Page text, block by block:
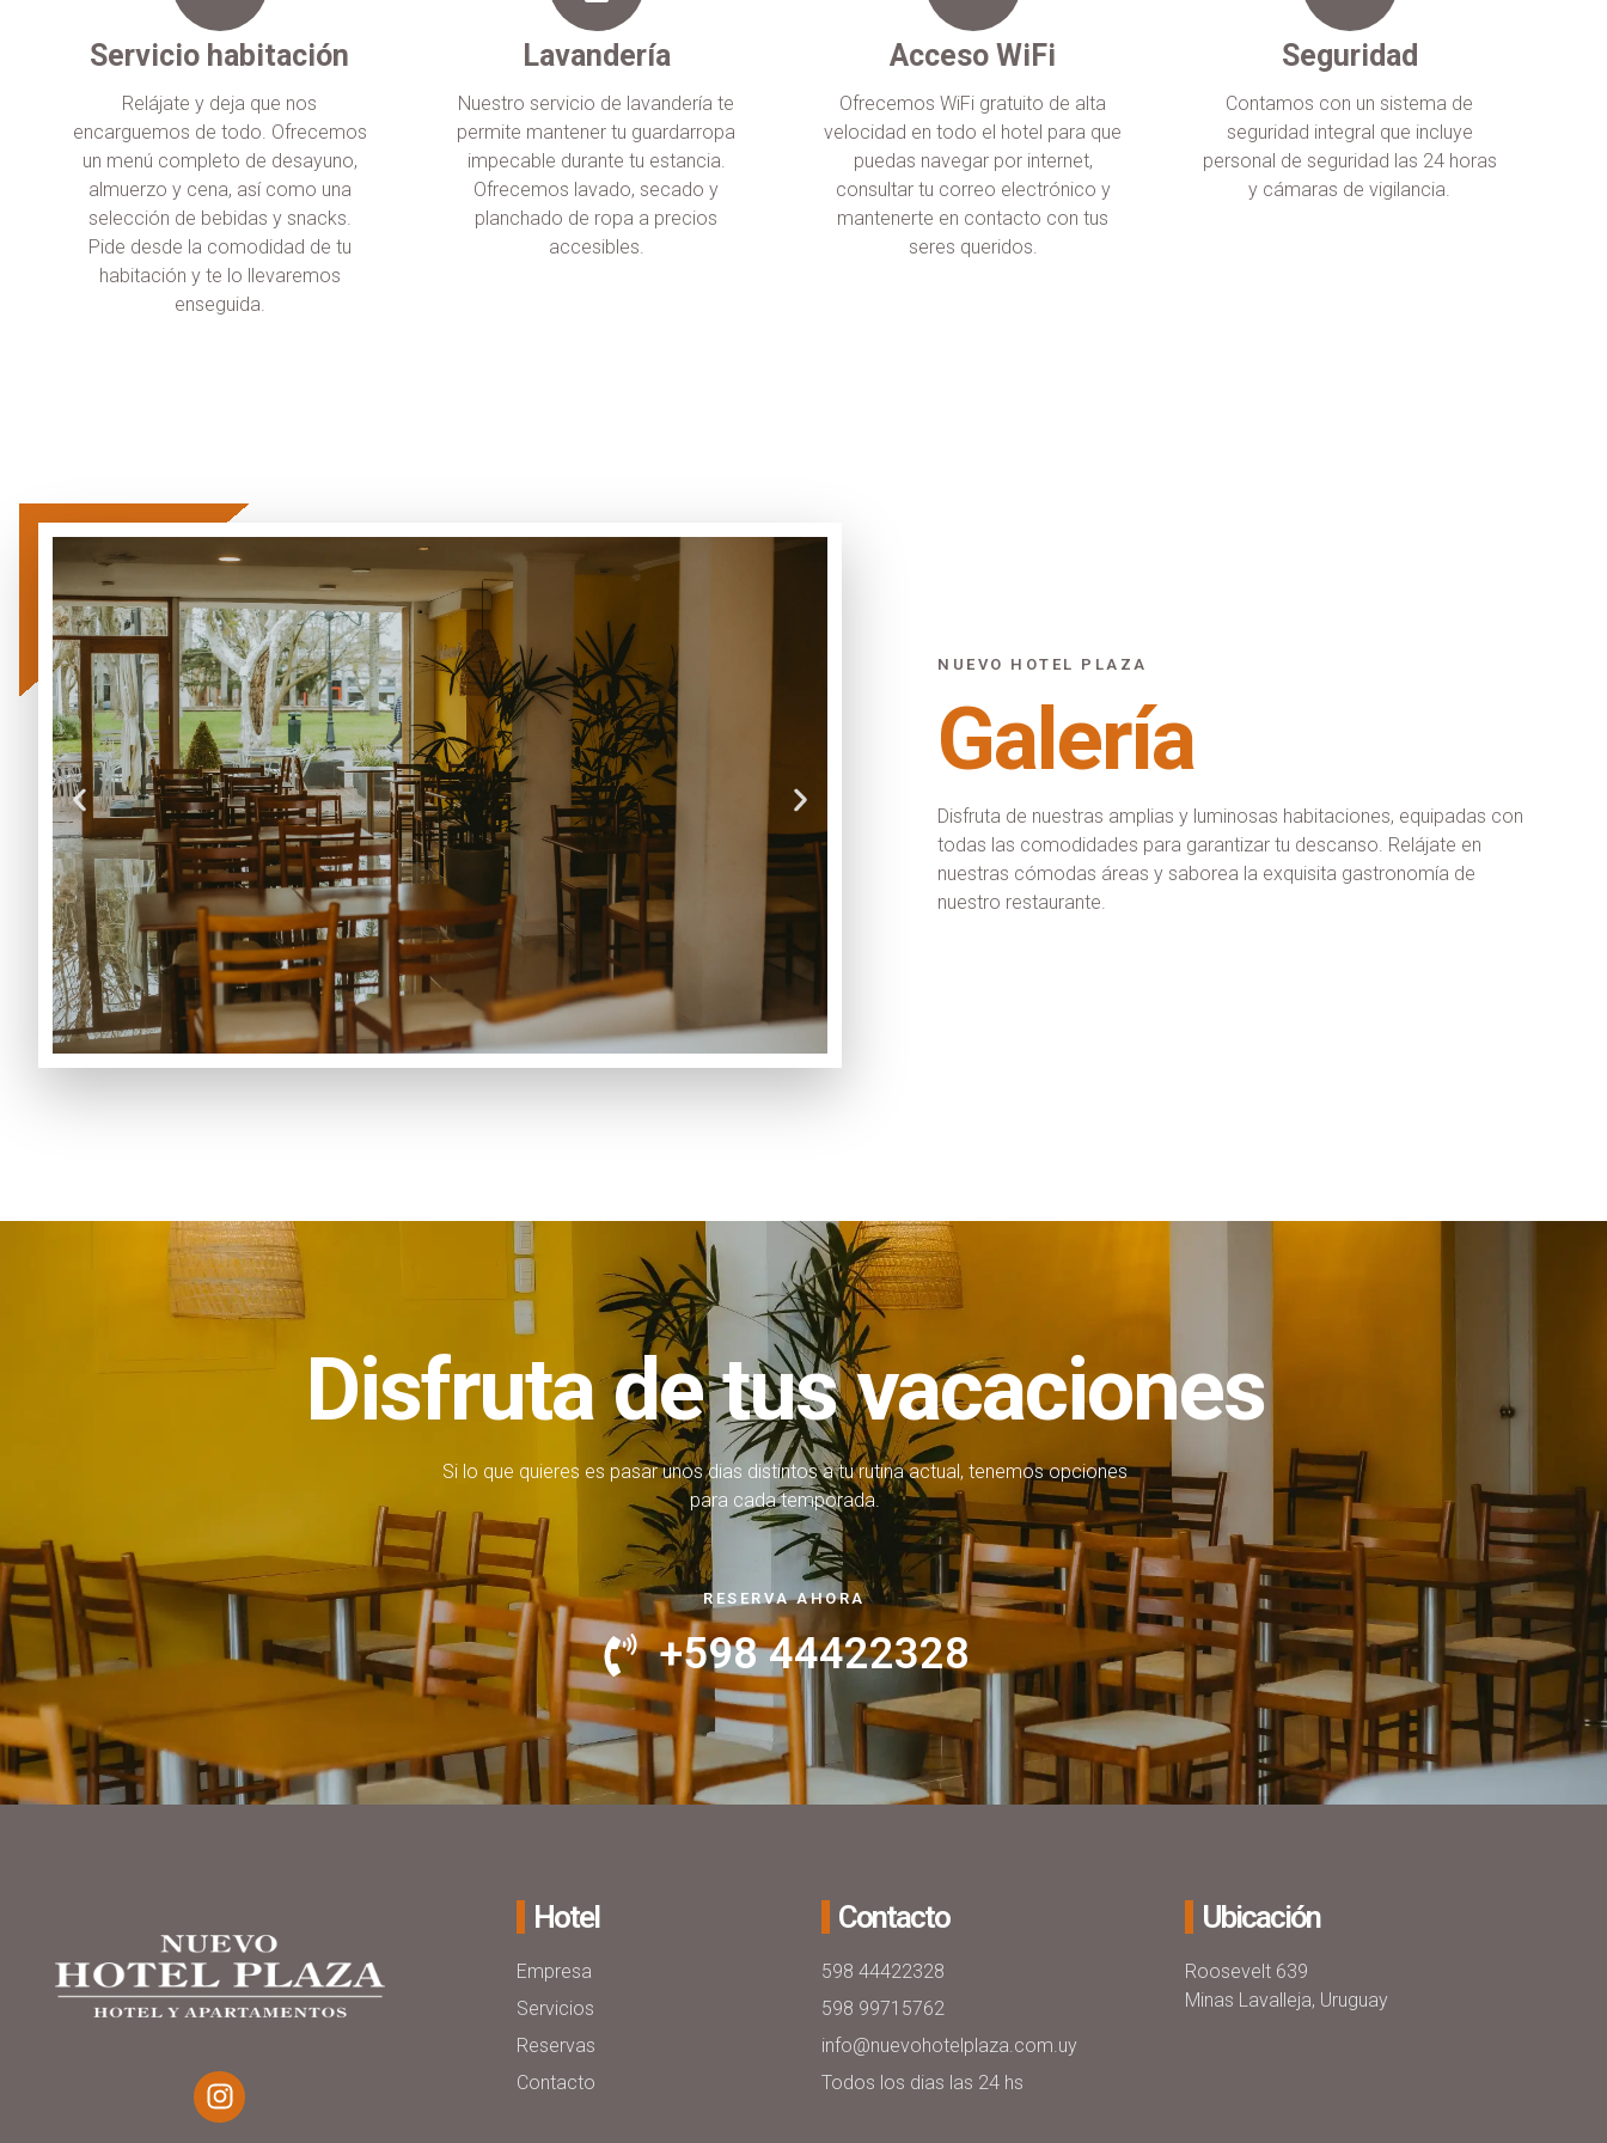
Servicio habitación
Relájate y deja que nos
encarguemos de todo. Ofrecemos
un menú completo de desayuno,
almuerzo y cena, así como una
selección de bebidas y snacks.
Pide desde la comodidad de tu
habitación y te lo llevaremos
enseguida.
Lavandería
Nuestro servicio de lavandería te
permite mantener tu guardarropa
impecable durante tu estancia.
Ofrecemos lavado, secado y
planchado de ropa a precios
accesibles.
Acceso WiFi
Ofrecemos WiFi gratuito de alta
velocidad en todo el hotel para que
puedas navegar por internet,
consultar tu correo electrónico y
mantenerte en contacto con tus
seres queridos.
Seguridad
Contamos con un sistema de
seguridad integral que incluye
personal de seguridad las 24 horas
y cámaras de vigilancia.
NUEVO HOTEL PLAZA
Galería
Disfruta de nuestras amplias y luminosas habitaciones, equipadas con
todas las comodidades para garantizar tu descanso. Relájate en
nuestras cómodas áreas y saborea la exquisita gastronomía de
nuestro restaurante.
Disfruta de tus vacaciones
Si lo que quieres es pasar unos dias distintos a tu rutina actual, tenemos opciones
para cada temporada.
RESERVA AHORA
+598 44422328
Hotel
Empresa
Servicios
Reservas
Contacto
Contacto
598 44422328
598 99715762
info@nuevohotelplaza.com.uy
Todos los dias las 24 hs
Ubicación
Roosevelt 639
Minas Lavalleja, Uruguay